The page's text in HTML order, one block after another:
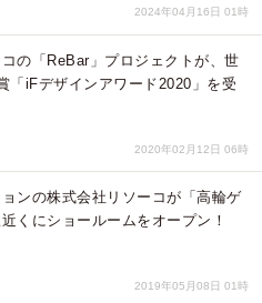
2024年04月16日 01時
の「ReBar」プロジェクトが、世
「iFデザインアワード2020」を受
2020年02月12日 06時
ンの株式会社リソーコが「高輪ゲ
くにショールームをオープン！
2019年05月08日 01時